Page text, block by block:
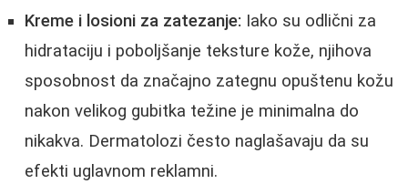
Kreme i losioni za zatezanje: Iako su odlični za
hidrataciju i poboljšanje teksture kože, njihova
sposobnost da značajno zategnu opuštenu kožu
nakon velikog gubitka težine je minimalna do
nikakva. Dermatolozi često naglašavaju da su
efekti uglavnom reklamni.